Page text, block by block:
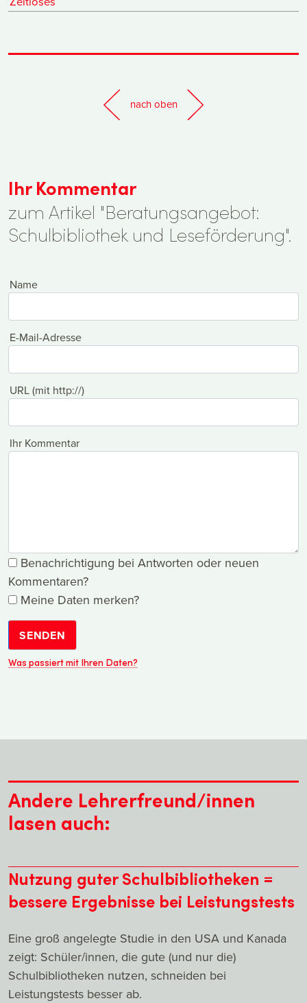
nach oben
Ihr Kommentar
zum Artikel "Beratungsangebot:
Schulbibliothek und Leseförderung".
Name
E-Mail-Adresse
URL (mit http://)
Ihr Kommentar
Benachrichtigung bei Antworten oder neuen
Kommentaren?
Meine Daten merken?
SENDEN
Was passiert mit Ihren Daten?
Andere Lehrerfreund/innen
lasen auch:
Nutzung guter Schulbibliotheken =
bessere Ergebnisse bei Leistungstests
Eine groß angelegte Studie in den USA und Kanada
zeigt: Schüler/innen, die gute (und nur die)
Schulbibliotheken nutzen, schneiden bei
Leistungstests besser ab.